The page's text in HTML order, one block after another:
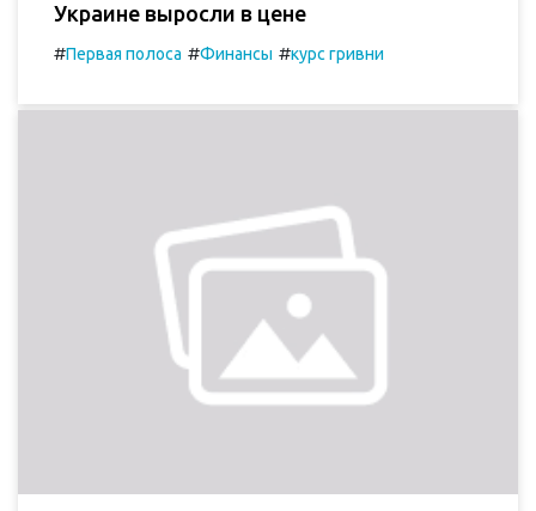
Украине выросли в цене
#Первая полоса #Финансы #курс гривни